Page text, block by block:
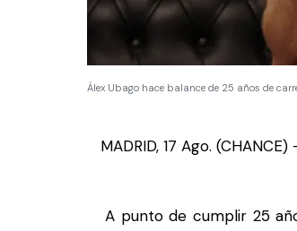
Álex Ubago hace balance de 25 años de
MADRID, 17 Ago. (CHANCE)
A punto de cumplir 25